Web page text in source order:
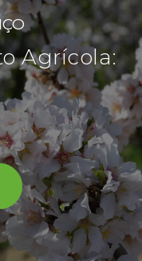
Agrícola: